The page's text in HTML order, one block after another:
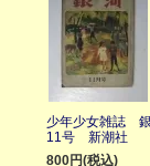
少年少女雑誌
11号 新潮社
800円(税込)